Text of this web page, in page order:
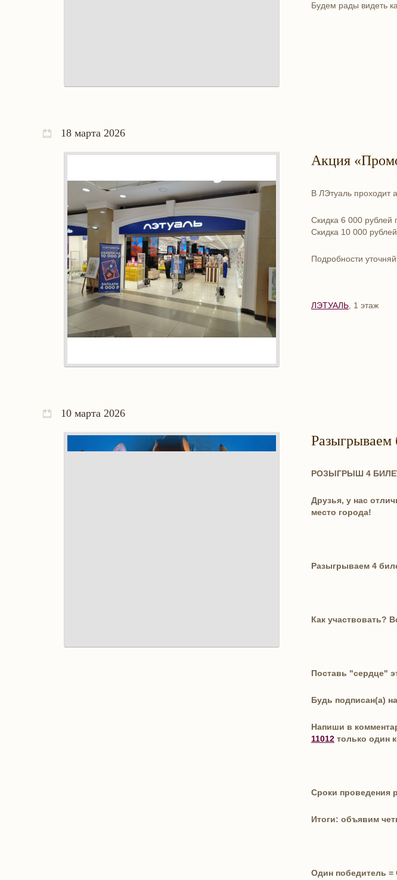
Будем рады видеть
18 марта 2026
Акция
В ЛЭтуаль проходит
Скидка 6 000 рублей
Скидка 10 000
Подробности
ЛЭТУАЛЬ , 1 этаж
10 марта 2026
РОЗЫГРЫШ 4
Друзья, у нас
место города!
Разыгрываем 4
Как участвовать?
Поставь "сердце"
Будь подписан(а)
Напиши в
11012 только один
Сроки проведения
Итоги: объявим
Один победитель